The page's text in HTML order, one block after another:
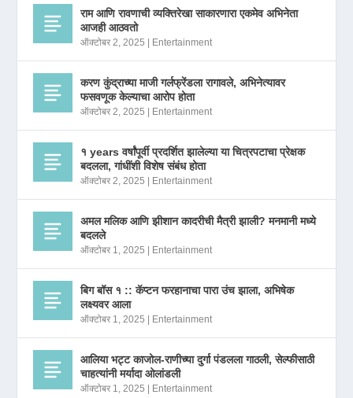
राम आणि रावणाची व्यक्तिरेखा साकारणारा एकमेव अभिनेता
आजही आठवतो
ऑक्टोबर 2, 2025 | Entertainment
करण कुंद्राच्या माजी गर्लफ्रेंडला रागावले, अभिनेत्यावर
फसवणूक केल्याचा आरोप होता
ऑक्टोबर 2, 2025 | Entertainment
१ years वर्षांपूर्वी प्रदर्शित झालेल्या या चित्रपटाचा प्रेक्षक
बदलला, गांधींशी विशेष संबंध होता
ऑक्टोबर 2, 2025 | Entertainment
अमल मलिक आणि झीशान कादरीची मैत्री झाली? मनमानी मध्ये
बदलले
ऑक्टोबर 1, 2025 | Entertainment
बिग बॉस १ :: कॅप्टन फरहानाचा पारा उंच झाला, अभिषेक
लक्ष्यवर आला
ऑक्टोबर 1, 2025 | Entertainment
आलिया भट्ट काजोल-राणीच्या दुर्गा पंडलला गाठली, सेल्फीसाठी
चाहत्यांनी मर्यादा ओलांडली
ऑक्टोबर 1, 2025 | Entertainment